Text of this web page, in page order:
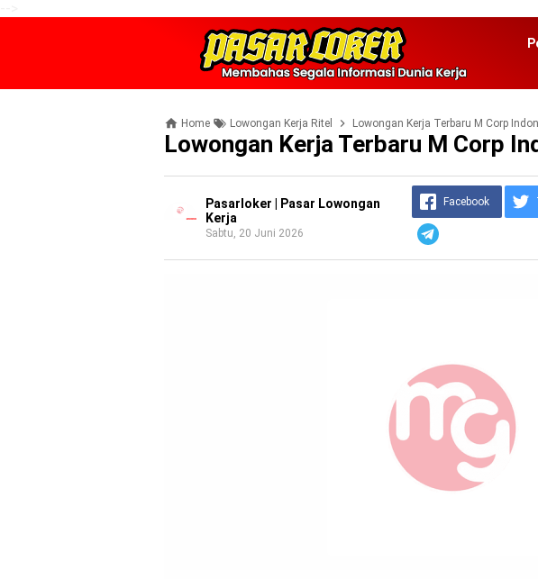
Home Lowongan Kerja Ritel Lowongan Kerja Terbaru M Corp
Lowongan Kerja Terbaru M Corp
Pasarloker | Pasar Lowongan
Kerja
Sabtu, 20 Juni 2026
Facebook